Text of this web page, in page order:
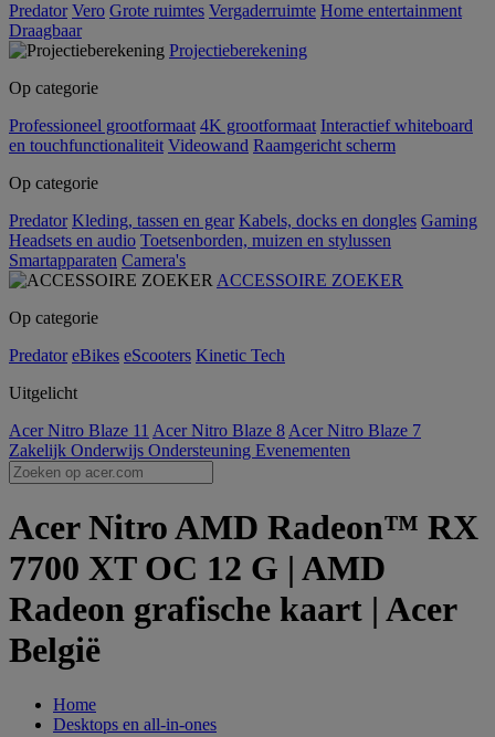
Predator Vero Grote ruimtes Vergaderruimte Home entertainment
Draagbaar
Projectieberekening
Op categorie
Professioneel grootformaat 4K grootformaat Interactief whiteboard
en touchfunctionaliteit Videowand Raamgericht scherm
Op categorie
Predator Kleding, tassen en gear Kabels, docks en dongles Gaming
Headsets en audio Toetsenborden, muizen en stylussen
Smartapparaten Camera's
ACCESSOIRE ZOEKER
Op categorie
Predator eBikes eScooters Kinetic Tech
Uitgelicht
Acer Nitro Blaze 11 Acer Nitro Blaze 8 Acer Nitro Blaze 7
Zakelijk Onderwijs Ondersteuning Evenementen
Acer Nitro AMD Radeon™ RX
7700 XT OC 12 G | AMD
Radeon grafische kaart | Acer
België
Home
Desktops en all-in-ones